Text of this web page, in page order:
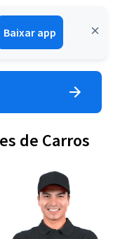
Baixar app
Entrar
de Carros